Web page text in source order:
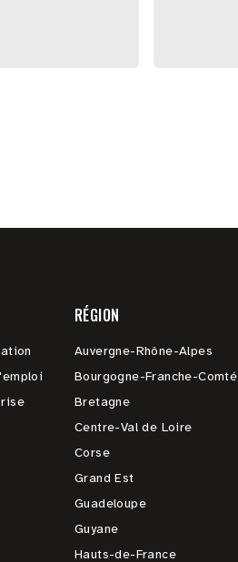
RÉGION
Auvergne-Rhône-Alpes
Bourgogne-Franche-Comté
Bretagne
Centre-Val de Loire
Corse
Grand Est
Guadeloupe
Guyane
Hauts-de-France